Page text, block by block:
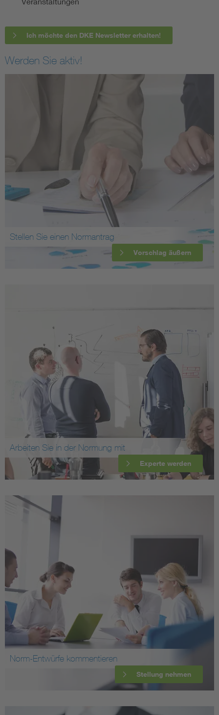
Ich möchte den DKE Newsletter erhalten!
Werden Sie aktiv!
Stellen Sie einen Normantrag
Vorschlag äußern
Arbeiten Sie in der Normung mit
Experte werden
Norm-Entwürfe kommentieren
Stellung nehmen